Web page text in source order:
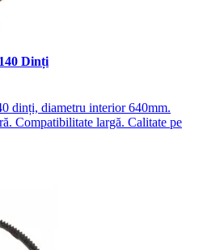
Dinți
dinți, diametru interior 640mm.
Compatibilitate largă. Calitate pe